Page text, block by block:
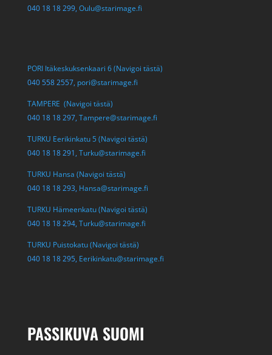
040 18 18 299, Oulu@starimage.fi
PORI Itäkeskuksenkaari 6 (Navigoi tästä)
040 558 2557, pori@starimage.fi
TAMPERE (Navigoi tästä)
040 18 18 297, Tampere@starimage.fi
TURKU Eerikinkatu 5 (Navigoi tästä)
040 18 18 291, Turku@starimage.fi
TURKU Hansa (Navigoi tästä)
040 18 18 293, Hansa@starimage.fi
TURKU Hämeenkatu (Navigoi tästä)
040 18 18 294, Turku@starimage.fi
TURKU Puistokatu (Navigoi tästä)
040 18 18 295, Eerikinkatu@starimage.fi
PASSIKUVA SUOMI